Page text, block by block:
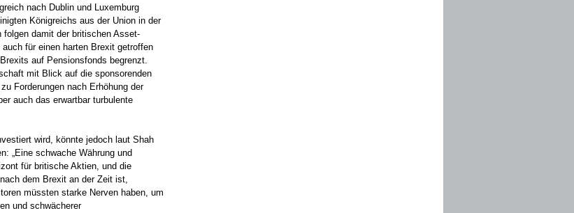
nach Dublin und Luxemburg
Königreichs aus der Union in der
folgen damit der britischen Asset-
für einen harten Brexit getroffen
auf Pensionsfonds begrenzt.
mit Blick auf die sponsorenden
Forderungen nach Erhöhung der
auch das erwartbar turbulente
wird, könnte jedoch laut Shah
„Eine schwache Währung und
für britische Aktien, und die
dem Brexit an der Zeit ist,
müssten starke Nerven haben, um
und schwächerer